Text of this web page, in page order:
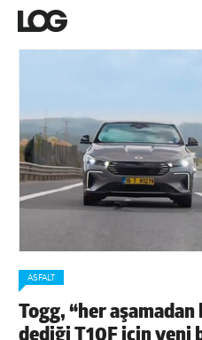
ASFALT
Togg, “her aşamadan
dediği T10F için yeni